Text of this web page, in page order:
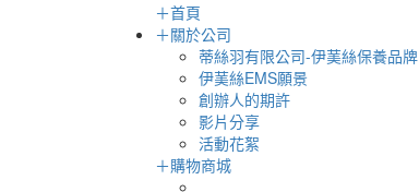
＋首頁
＋關於公司
蒂絲羽有限公司-伊䓺絲保養品牌
伊䓺絲EMS願景
創辦人的期許
影片分享
活動花絮
＋購物商城